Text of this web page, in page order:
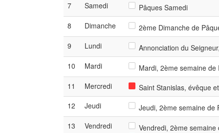
7
Samedi
Pâques Samedi
8
Dimanche
2ème Dimanche de
9
Lundi
Annonciation du
10
Mardi
Mardi, 2ème semaine de
11
Mercredi
Saint Stanislas, évêque
12
Jeudi
Jeudi, 2ème semaine de
13
Vendredi
Vendredi, 2ème